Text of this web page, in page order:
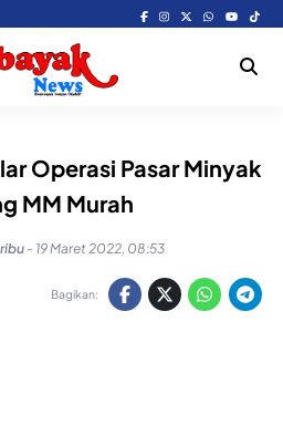
Operasi Pasar Minyak
MM Murah
- 19 Maret 2022, 08:53
Bagikan: